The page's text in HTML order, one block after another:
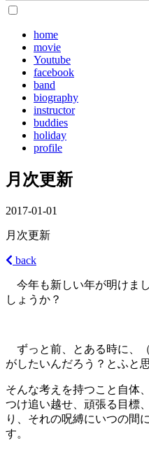
home
movie
Youtube
facebook
band
biography
instructor
buddies
holiday
profile
月次更新
2017-01-01
月次更新
back
今年も新しい年が明けま
しょうか？
ずっと前、とある時に、
がしたいんだろう？とふと
そんな考えを持つこと自体
つけ追い越せ、頑張る目標
り、それの呪縛にいつの間
す。